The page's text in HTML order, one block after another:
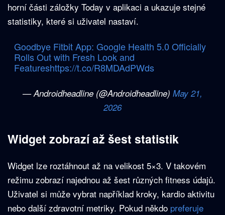
horní části záložky Today v aplikaci a ukazuje stejné
statistiky, které si uživatel nastaví.
Goodbye Fitbit App: Google Health 5.0 Officially
Rolls Out with Fresh Look and
Featureshttps://t.co/R8MDAdPWds
— Androidheadline (@Androidheadline) May 21,
2026
Widget zobrazí až šest statistik
Widget lze roztáhnout až na velikost 5×3. V takovém
režimu zobrazí najednou až šest různých fitness údajů.
Uživatel si může vybrat například kroky, kardio aktivitu
nebo další zdravotní metriky. Pokud někdo preferuje